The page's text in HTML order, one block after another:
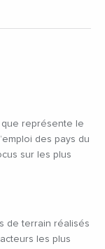
que représente le
des pays du
sur les plus
de terrain réalisés
les plus